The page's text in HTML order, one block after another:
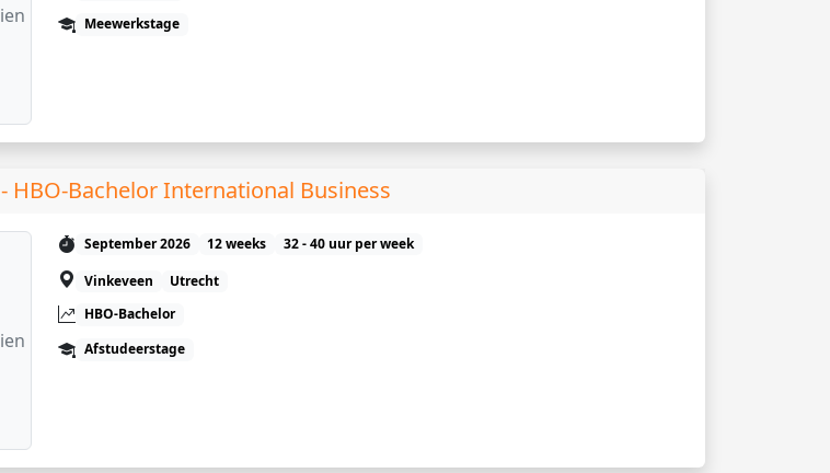
Meewerkstage
HBO-Bachelor International Business
September 2026 12 weeks
32 - 40 uur per week
Vinkeveen
Utrecht
HBO-Bachelor
Afstudeerstage